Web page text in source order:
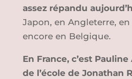
assez répandu
Japon, en Angleterre, en
encore en Belgique.
En France, c’est
de l’école de Jonathan